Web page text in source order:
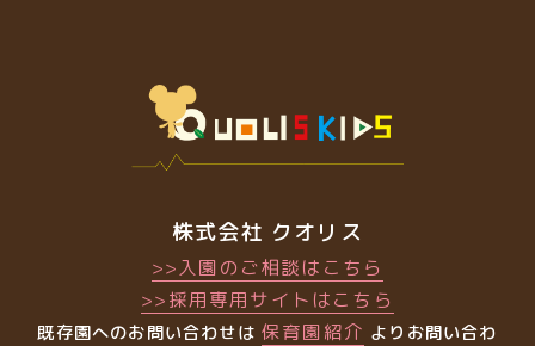
株式会社 クオリス
>>入園のご相談はこちら
>>採用専用サイトはこちら
既存園へのお問い合わせは 保育園紹介 よりお問い合わ